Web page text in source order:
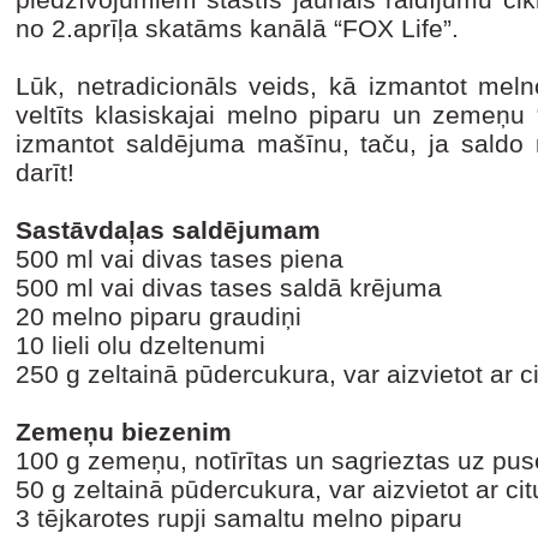
no 2.aprīļa skatāms kanālā “FOX Life”.
Lūk, netradicionāls veids, kā izmantot
veltīts klasiskajai melno piparu un zemeņu
izmantot saldējuma mašīnu, taču, ja
darīt!
Sastāvdaļas saldējumam
500 ml vai divas tases piena
500 ml vai divas tases saldā krējuma
20 melno piparu graudiņi
10 lieli olu dzeltenumi
250 g zeltainā pūdercukura, var aizvietot ar
Zemeņu biezenim
100 g zemeņu, notīrītas un sagrieztas uz
50 g zeltainā pūdercukura, var aizvietot ar
3 tējkarotes rupji samaltu melno piparu